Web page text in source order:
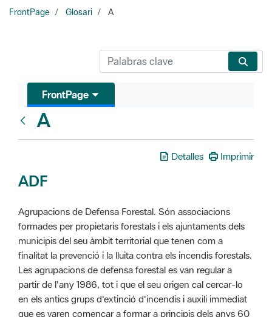
FrontPage Glosari A
FrontPage
A
Detalles Imprimir
ADF
Agrupacions de Defensa Forestal. Són associacions
formades per propietaris forestals i els ajuntaments dels
municipis del seu àmbit territorial que tenen com a
finalitat la prevenció i la lluita contra els incendis forestals.
Les agrupacions de defensa forestal es van regular a
partir de l'any 1986, tot i que el seu origen cal cercar-lo
en els antics grups d'extinció d'incendis i auxili immediat
que es varen començar a formar a principis dels anys 60